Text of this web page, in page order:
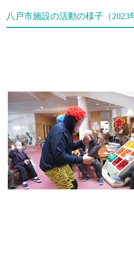
八戸市施設の活動の様子（